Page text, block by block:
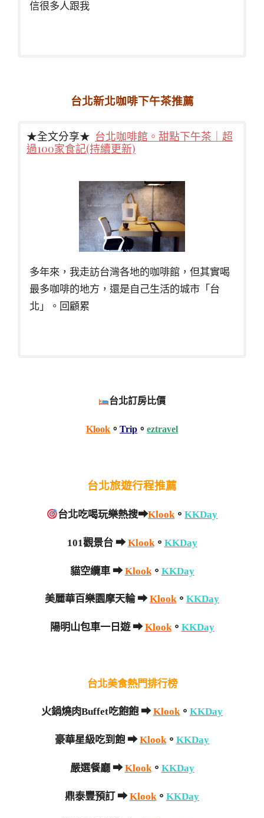
信很多人跟我
台北新北咖啡下午茶推薦
★全文分享★ 台北咖啡館。甜點下午茶｜超
過100家食記(持續更新)
多年來，我走訪台灣各地的咖啡館，但其實喝
最多咖啡的地方，還是自己生活的城市「台
北」。回顧累
台北訂房比價
Klook 。 Trip 。 eztravel
台北旅遊行程推薦
台北吃喝玩樂熱搜➡Klook。KKDay
101觀景台 ➡Klook。 KKDay
貓空纜車 ➡Klook。 KKDay
美麗華百樂園摩天輪 ➡Klook。 KKDay
陽明山包車一日遊 ➡Klook。 KKDay
台北美食熱門排行榜
火鍋燒肉Buffet吃飽飽 ➡Klook。 KKDay
豪華星級吃到飽 ➡Klook。 KKDay
嚴選餐廳 ➡Klook。 KKDay
鼎泰豐預訂 ➡Klook 。 KKDay